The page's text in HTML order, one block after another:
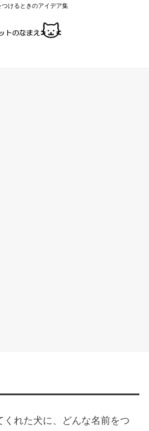
つけるときのアイデア集
れた犬に、どんな名前をつ